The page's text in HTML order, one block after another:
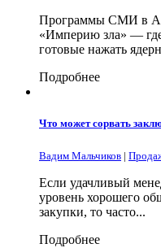
Программы СМИ в
«Империю зла» —
готовые нажать
Подробнее
Что может сорвать
Вадим Мальчиков |
Если удачливый
уровень хорошего
закупки, то часто...
Подробнее